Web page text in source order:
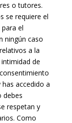
o tutores.
se requiere el
el
ningún caso
a la
de
accedido a
debes
respetan y
Como